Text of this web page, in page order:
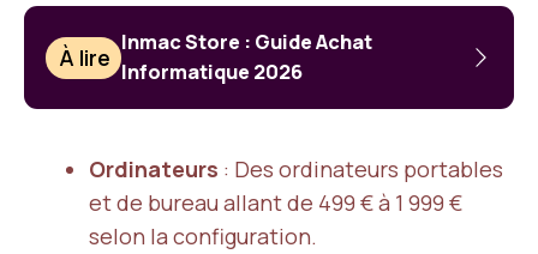
À lire
Inmac Store : Guide Achat
Informatique 2026
Ordinateurs : Des ordinateurs portables
et de bureau allant de 499 € à 1 999 €
selon la configuration.